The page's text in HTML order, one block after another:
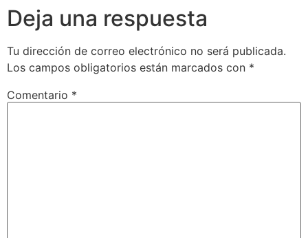
Deja una respuesta
Tu dirección de correo electrónico no será publicada.
Los campos obligatorios están marcados con *
Comentario *